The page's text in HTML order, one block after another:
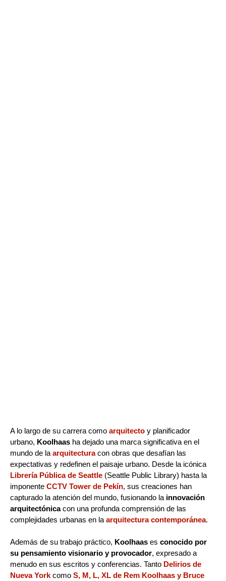
A lo largo de su carrera como arquitecto y planificador
urbano, Koolhaas ha dejado una marca significativa en el
mundo de la arquitecturacon obras que desafían las
expectativas y redefinen el paisaje urbano. Desde la icónica
Librería Pública de Seattle (Seattle Public Library) hasta la
imponente CCTV Tower de Pekín, sus creaciones han
capturado la atención del mundo, fusionando la innovación
arquitectónicacon una profunda comprensión de las
complejidades urbanas en la arquitectura contemporánea.
Además de su trabajo práctico, Koolhaas es conocido por
su pensamiento visionario y provocador, expresado a
menudo en sus escritos y conferencias. Tanto Delirios de
Nueva York como S, M, L, XL de Rem Koolhaas y Bruce